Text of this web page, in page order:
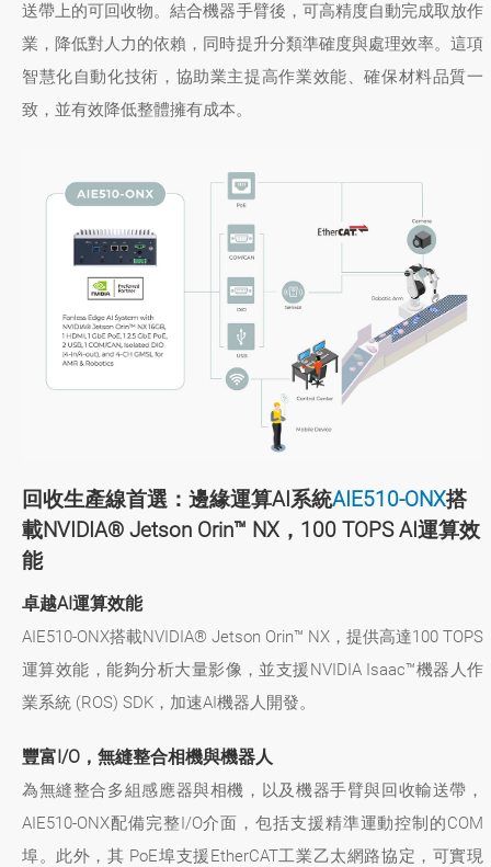
送帶上的可回收物。結合機器手臂後，可高精度自動完成取放作
業，降低對人力的依賴，同時提升分類準確度與處理效率。這項
智慧化自動化技術，協助業主提高作業效能、確保材料品質一
致，並有效降低整體擁有成本。
回收生產線首選：邊緣運算AI系統AIE510-ONX搭
載NVIDIA® Jetson Orin™ NX，100 TOPS AI運算效
能
卓越AI運算效能
AIE510-ONX搭載NVIDIA® Jetson Orin™ NX，提供高達100 TOPS
運算效能，能夠分析大量影像，並支援NVIDIA Isaac™機器人作
業系統 (ROS) SDK，加速AI機器人開發。
豐富I/O，無縫整合相機與機器人
為無縫整合多組感應器與相機，以及機器手臂與回收輸送帶，
AIE510-ONX配備完整I/O介面，包括支援精準運動控制的COM
埠。此外，其 PoE埠支援EtherCAT工業乙太網路協定，可實現